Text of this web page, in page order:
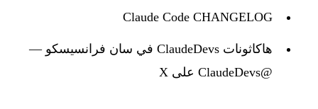
Claude Code CHANGELOG
هاكاثونات ClaudeDevs في سان فرانسيسكو —
@ClaudeDevs على X